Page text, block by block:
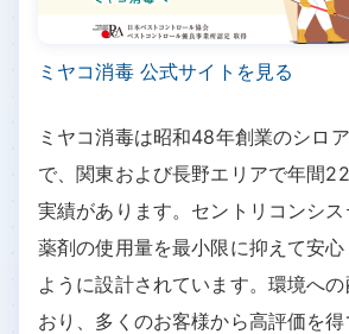
ミヤコ消毒 公式サイトを見る
ミヤコ消毒は昭和48年創業のシロ
で、関東および長野エリアで年間
実績があります。セントリコンシス
薬剤の使用量を最小限に抑えて安
ように設計されています。環境へ
おり、多くのお客様から高評価を